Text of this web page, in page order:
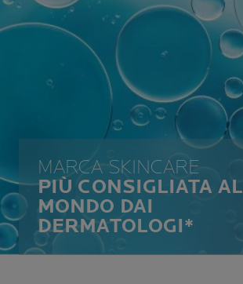
MARCA SKINCARE
PIÙ CONSIGLIATA AL
MONDO DAI
DERMATOLOGI*